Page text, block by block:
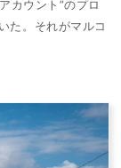
カウント”のプロ
た。それがマルコ